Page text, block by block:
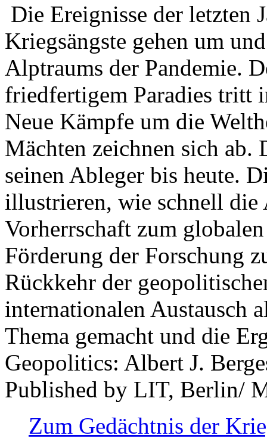
Die Ereignisse der letzten
Kriegsängste gehen um
Alptraums der Pandemie.
friedfertigem Paradies tritt
Neue Kämpfe um die
Mächten zeichnen sich
seinen Ableger bis heute.
illustrieren, wie schnell die
Vorherrschaft zum
Förderung der Forschung
Rückkehr der
internationalen Austausch
Thema gemacht und die
Geopolitics: Albert J.
Published by LIT, Berlin/
Zum Gedächtnis der